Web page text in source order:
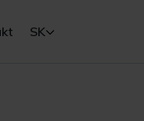
SK